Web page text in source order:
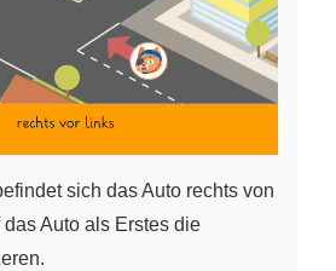
sich das Auto rechts von
Auto als Erstes die